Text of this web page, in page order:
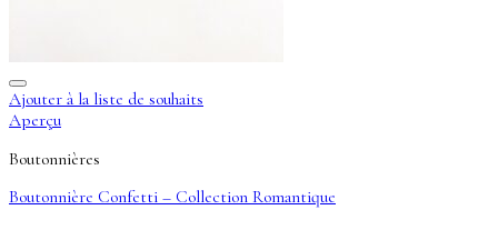
Ajouter à la liste de souhaits
Aperçu
Boutonnières
Boutonnière Confetti – Collection Romantique